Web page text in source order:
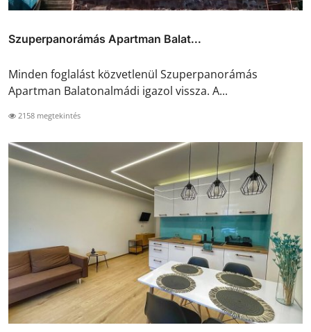
Szuperpanorámás Apartman Balat...
Minden foglalást közvetlenül Szuperpanorámás
Apartman Balatonalmádi igazol vissza. A...
2158 megtekintés